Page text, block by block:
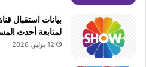
لمتابعة أحدث
12 يوليو، 2026